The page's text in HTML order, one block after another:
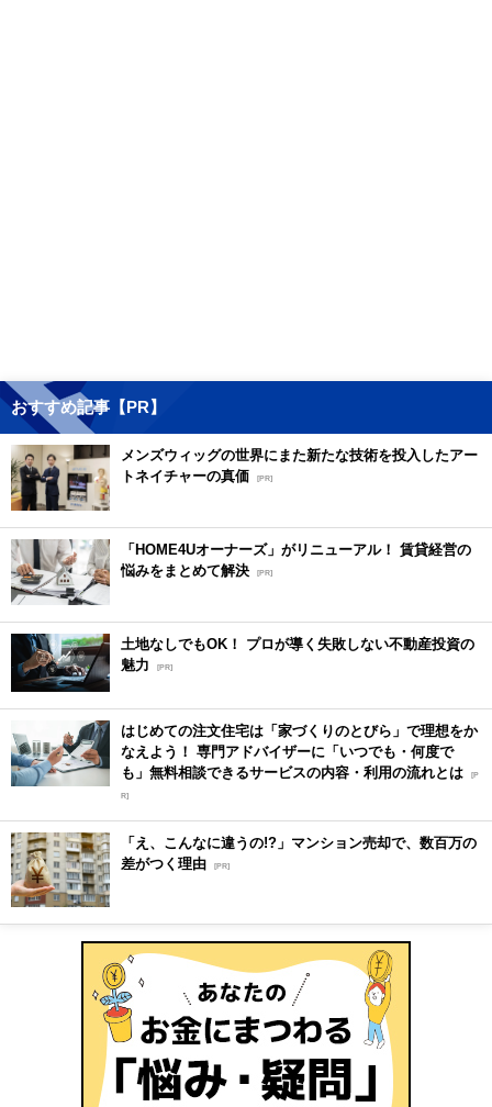
おすすめ記事【PR】
メンズウィッグの世界にまた新たな技術を投入したアー
トネイチャーの真価
[PR]
「HOME4Uオーナーズ」がリニューアル！ 賃貸経営の
悩みをまとめて解決 [PR]
土地なしでもOK！ プロが導く失敗しない不動産投資の
魅力
[PR]
はじめての注文住宅は「家づくりのとびら」で理想をか
なえよう！ 専門アドバイザーに「いつでも・何度で
も」無料相談できるサービスの内容・利用の流れとは [P
R]
「え、こんなに違うの!?」マンション売却で、数百万の
差がつく理由 [PR]